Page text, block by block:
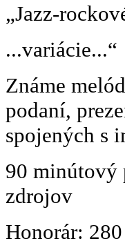
„Jazz-
...variácie...“
Známe
podaní,
spojených s
90 minútový
zdrojov
Honorár: